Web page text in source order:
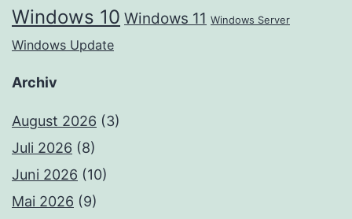
Windows 10 Windows 11 Windows Server
Windows Update
Archiv
August 2026 (3)
Juli 2026 (8)
Juni 2026 (10)
Mai 2026 (9)